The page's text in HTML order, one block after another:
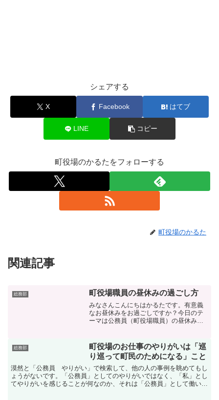
シェアする
X Facebook はてブ
LINE コピー
町役場のかるたをフォローする
町役場のかるた
関連記事
総務部 町役場職員の昼休みの過ごし方
みなさんこんにちはかるたです。有意義
なお昼休みをお過ごしですか？今日のテ
ーマは公務員（町役場職員）の昼休みに
町役場ではどんな過ごし方が主流なのか
お伝えしたいと思います。...
総務部
町役場のお仕事のやりがいは「巡
り巡って町民のためになる」こと
漠然と「公務員 やりがい」で検索して、他の人の事例を眺めてもし
ょうがないです。「公務員」としてのやりがいではなく、「私」とし
てやりがいを感じることが何なのか、それは「公務員」として働いた